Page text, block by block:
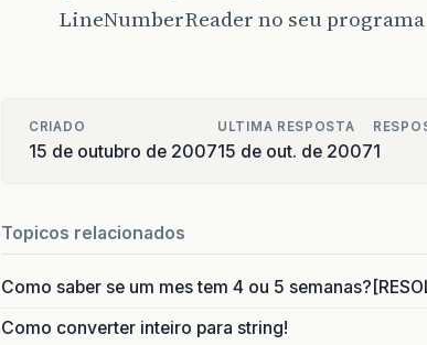
LineNumberReader no seu
CRIADO
15 de outubro de 2007
ULTIMA RESPOSTA
15 de out. de 20071
Topicos relacionados
Como saber se um mes tem 4 ou 5
Como converter inteiro para string!